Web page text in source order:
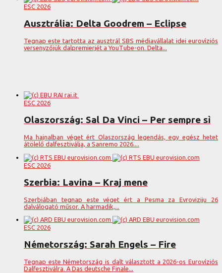
ESC 2026
Ausztrália: Delta Goodrem – Eclipse
Tegnap este tartotta az ausztrál SBS médiavállalat idei eurovíziós
versenyzőjük dalpremierjét a YouTube-on. Delta...
ESC 2026
Olaszország: Sal Da Vinci – Per sempre sì
Ma hajnalban véget ért Olaszország legendás, egy egész hetet
átölelő dalfesztiválja, a Sanremo 2026....
ESC 2026
Szerbia: Lavina – Kraj mene
Szerbiában tegnap este véget ért a Pesma za Evroviziju 26
dalválogató műsor. A harmadik,...
ESC 2026
Németország: Sarah Engels – Fire
Tegnap este Németország is dalt választott a 2026-os Eurovíziós
Dalfesztiválra. A Das deutsche Finale...